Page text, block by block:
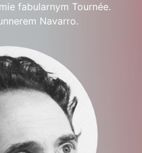
fabularnym Tournée.
Navarro.